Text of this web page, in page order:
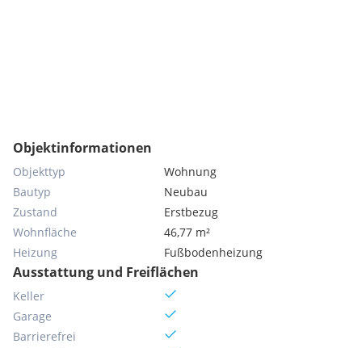
Objektinformationen
Objekttyp
Wohnung
Bautyp
Neubau
Zustand
Erstbezug
Wohnfläche
46,77 m²
Heizung
Fußbodenheizung
Ausstattung und Freiflächen
Keller
Garage
Barrierefrei